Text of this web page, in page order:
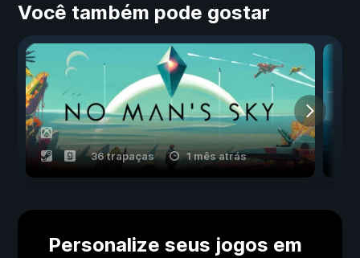
Você também pode gostar
36 trapaças 1 mês atrás
Personalize seus jogos em